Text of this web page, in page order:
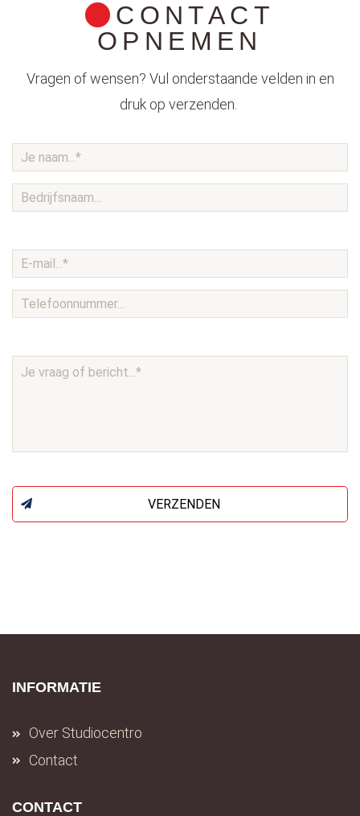
CONTACT
OPNEMEN
Vragen of wensen? Vul onderstaande velden in en
druk op verzenden.
VERZENDEN
INFORMATIE
Over Studiocentro
Contact
CONTACT